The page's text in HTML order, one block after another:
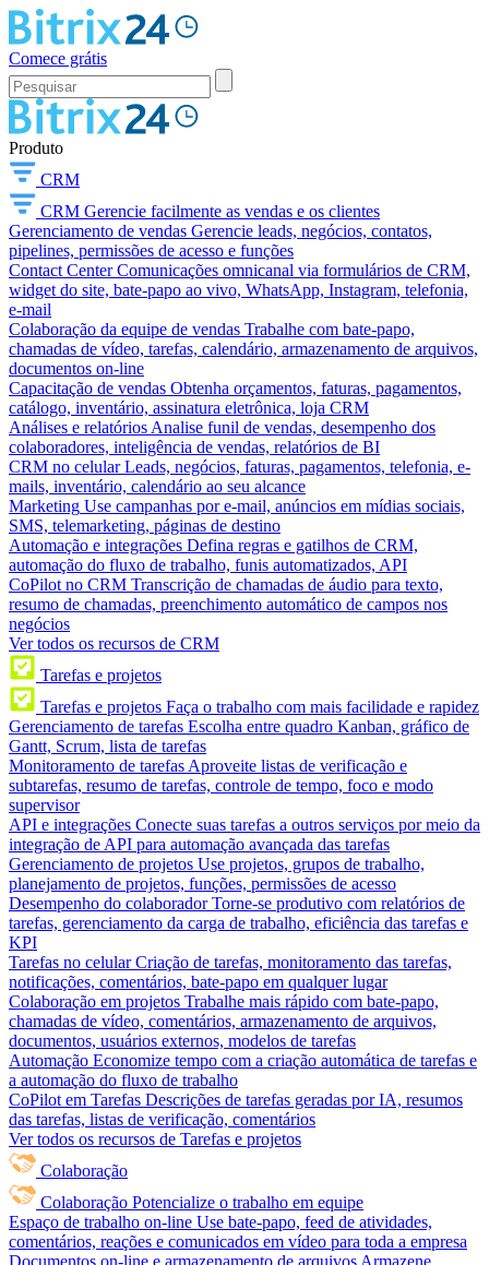
Comece grátis
Produto
CRM
CRM Gerencie facilmente as vendas e os clientes
Gerenciamento de vendas Gerencie leads, negócios, contatos,
pipelines, permissões de acesso e funções
Contact Center Comunicações omnicanal via formulários de CRM,
widget do site, bate-papo ao vivo, WhatsApp, Instagram, telefonia,
e-mail
Colaboração da equipe de vendas Trabalhe com bate-papo,
chamadas de vídeo, tarefas, calendário, armazenamento de arquivos,
documentos on-line
Capacitação de vendas Obtenha orçamentos, faturas, pagamentos,
catálogo, inventário, assinatura eletrônica, loja CRM
Análises e relatórios Analise funil de vendas, desempenho dos
colaboradores, inteligência de vendas, relatórios de BI
CRM no celular Leads, negócios, faturas, pagamentos, telefonia, e-
mails, inventário, calendário ao seu alcance
Marketing Use campanhas por e-mail, anúncios em mídias sociais,
SMS, telemarketing, páginas de destino
Automação e integrações Defina regras e gatilhos de CRM,
automação do fluxo de trabalho, funis automatizados, API
CoPilot no CRM Transcrição de chamadas de áudio para texto,
resumo de chamadas, preenchimento automático de campos nos
negócios
Ver todos os recursos de CRM
Tarefas e projetos
Tarefas e projetos Faça o trabalho com mais facilidade e rapidez
Gerenciamento de tarefas Escolha entre quadro Kanban, gráfico de
Gantt, Scrum, lista de tarefas
Monitoramento de tarefas Aproveite listas de verificação e
subtarefas, resumo de tarefas, controle de tempo, foco e modo
supervisor
API e integrações Conecte suas tarefas a outros serviços por meio da
integração de API para automação avançada das tarefas
Gerenciamento de projetos Use projetos, grupos de trabalho,
planejamento de projetos, funções, permissões de acesso
Desempenho do colaborador Torne-se produtivo com relatórios de
tarefas, gerenciamento da carga de trabalho, eficiência das tarefas e
KPI
Tarefas no celular Criação de tarefas, monitoramento das tarefas,
notificações, comentários, bate-papo em qualquer lugar
Colaboração em projetos Trabalhe mais rápido com bate-papo,
chamadas de vídeo, comentários, armazenamento de arquivos,
documentos, usuários externos, modelos de tarefas
Automação Economize tempo com a criação automática de tarefas e
a automação do fluxo de trabalho
CoPilot em Tarefas Descrições de tarefas geradas por IA, resumos
das tarefas, listas de verificação, comentários
Ver todos os recursos de Tarefas e projetos
Colaboração
Colaboração Potencialize o trabalho em equipe
Espaço de trabalho on-line Use bate-papo, feed de atividades,
comentários, reações e comunicados em vídeo para toda a empresa
Documentos on-line e armazenamento de arquivos Armazene,